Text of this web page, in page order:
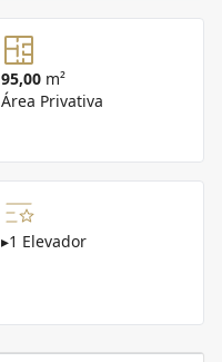
95,00 m²
Área Privativa
▸1 Elevador